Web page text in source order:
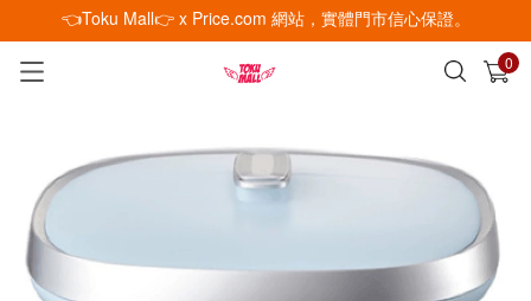
👈Toku Mall👉 x Price.com 網站，實體門市信心保證。
0
已加入購物車 查看